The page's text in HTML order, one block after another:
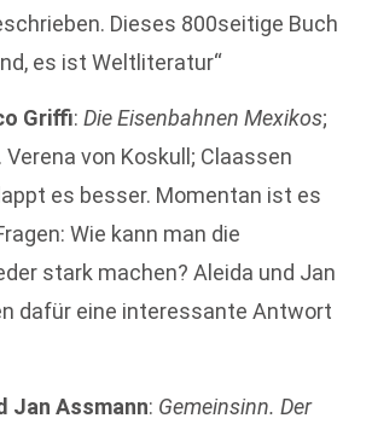
Dieses 800­seitige Buch
es ist Weltliteratur“
Griffi: Die Eisenbahnen Mexikos;
Verena von Koskull; Claassen
es besser. Momentan ist es
Wie kann man die
stark machen? Aleida und Jan
dafür eine interessante Antwort
Jan Assmann: Gemeinsinn. Der